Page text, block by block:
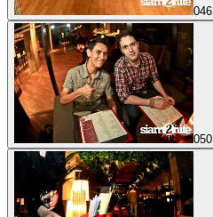
046
050